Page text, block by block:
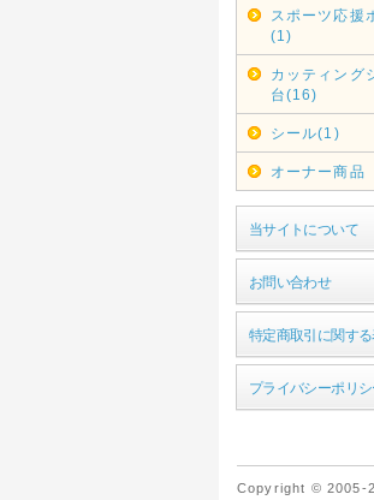
スポーツ応援
(1)
カッティング
台(16)
シール(1)
オーナー商品
当サイトについて
お問い合わせ
特定商取引に関す
プライバシーポリシ
Copyright © 2005-